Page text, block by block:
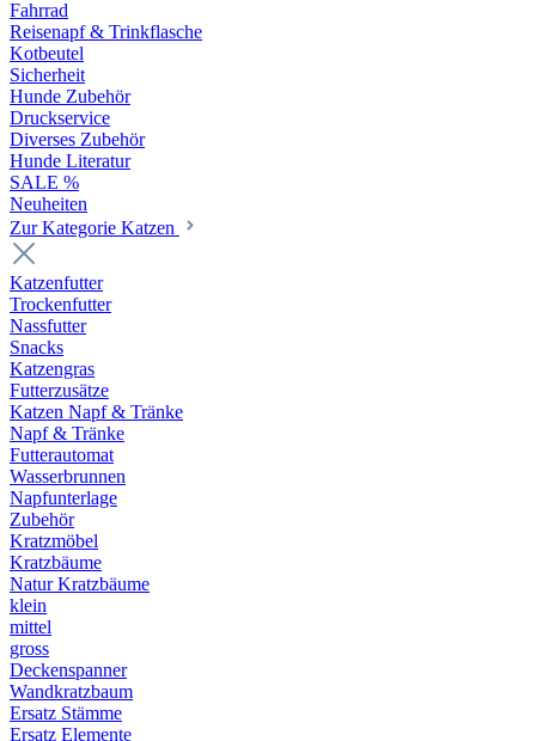
Fahrrad
Reisenapf & Trinkflasche
Kotbeutel
Sicherheit
Hunde Zubehör
Druckservice
Diverses Zubehör
Hunde Literatur
SALE %
Neuheiten
Zur Kategorie Katzen
Katzenfutter
Trockenfutter
Nassfutter
Snacks
Katzengras
Futterzusätze
Katzen Napf & Tränke
Napf & Tränke
Futterautomat
Wasserbrunnen
Napfunterlage
Zubehör
Kratzmöbel
Kratzbäume
Natur Kratzbäume
klein
mittel
gross
Deckenspanner
Wandkratzbaum
Ersatz Stämme
Ersatz Elemente